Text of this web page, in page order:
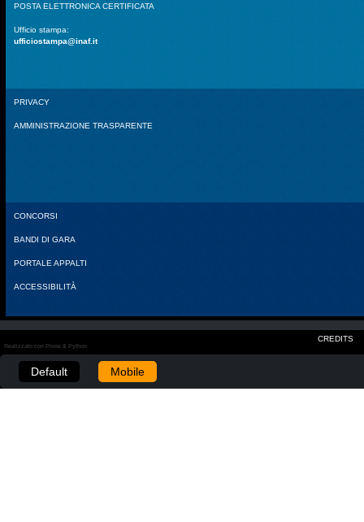
POSTA ELETTRONICA CERTIFICATA
Ufficio stampa:
ufficiostampa@inaf.it
PRIVACY
AMMINISTRAZIONE TRASPARENTE
CONCORSI
BANDI DI GARA
PORTALE APPALTI
ACCESSIBILITÀ
CREDITS
Realizzato con Plone & Python
Default Mobile